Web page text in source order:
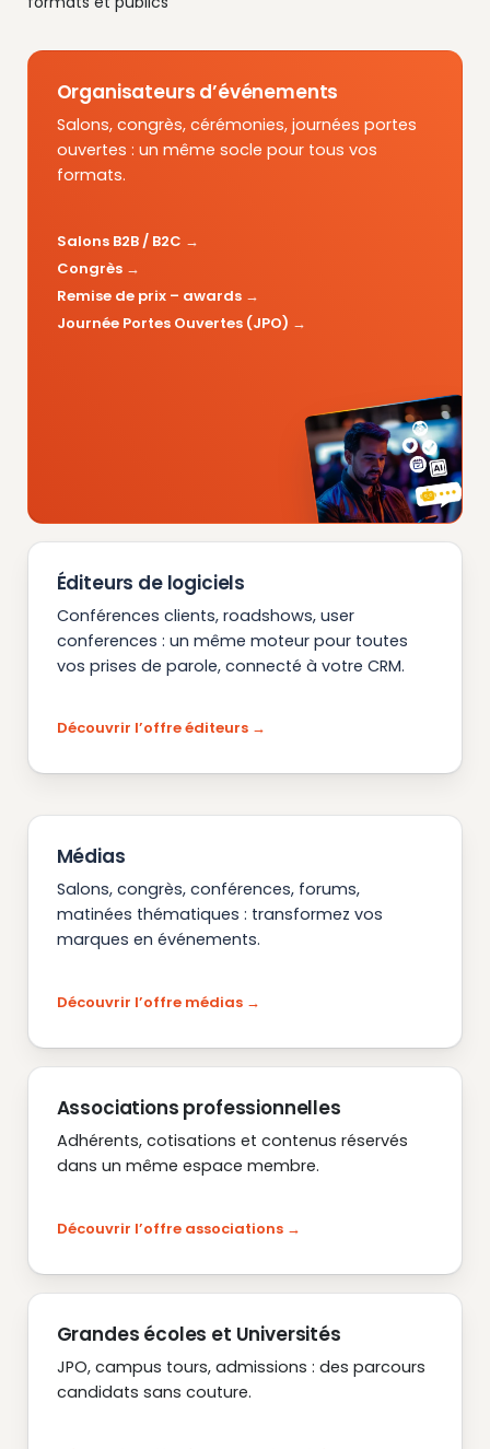
Organisateurs d’événements
Salons, congrès, cérémonies, journées portes
ouvertes : un même socle pour tous vos
formats.
Salons B2B / B2C
Congrès
Remise de prix – awards
Journée Portes Ouvertes (JPO)
Éditeurs de logiciels
Conférences clients, roadshows, user
conferences : un même moteur pour toutes
vos prises de parole, connecté à votre CRM.
Découvrir l’offre éditeurs
Médias
Salons, congrès, conférences, forums,
matinées thématiques : transformez vos
marques en événements.
Découvrir l’offre médias
Associations professionnelles
Adhérents, cotisations et contenus réservés
dans un même espace membre.
Découvrir l’offre associations
Grandes écoles et Universités
JPO, campus tours, admissions : des parcours
candidats sans couture.